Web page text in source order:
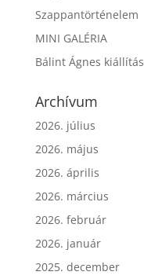
Szappantörténelem
MINI GALÉRIA
Bálint Ágnes kiállítás
Archívum
2026. július
2026. május
2026. április
2026. március
2026. február
2026. január
2025. december